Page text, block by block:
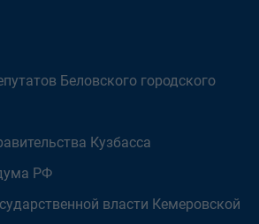
Беловского городского
Кузбасса
РФ
власти Кемеровской